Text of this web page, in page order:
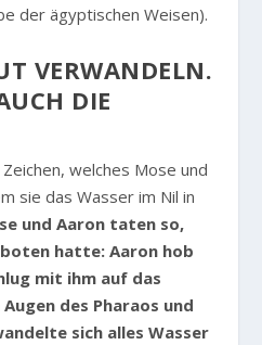
der ägyptischen Weisen).
VERWANDELN.
DIE
welches Mose und
sie das Wasser im Nil in
und Aaron taten so,
hatte: Aaron hob
mit ihm auf das
des Pharaos und
sich alles Wasser